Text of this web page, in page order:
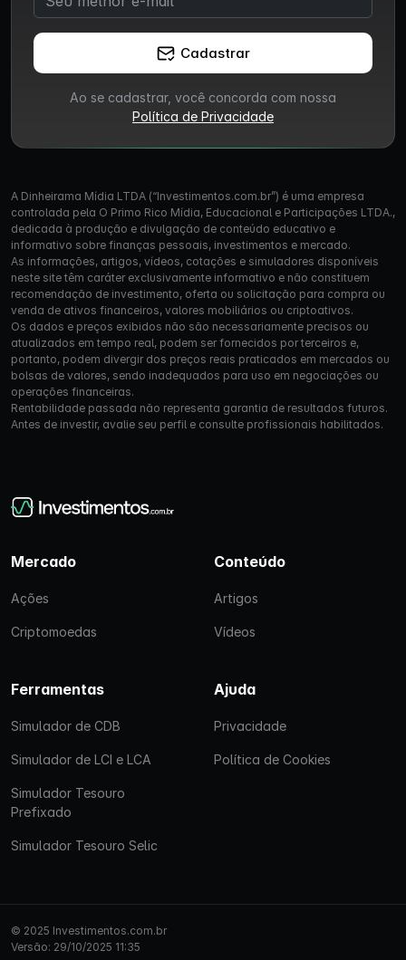
Cadastrar
Ao se cadastrar, você concorda com nossa
Política de Privacidade
A Dinheirama Mídia LTDA (“Investimentos.com.br”) é uma empresa
controlada pela O Primo Rico Mídia, Educacional e Participações LTDA.,
dedicada à produção e divulgação de conteúdo educativo e
informativo sobre finanças pessoais, investimentos e mercado.
As informações, artigos, vídeos, cotações e simuladores disponíveis
neste site têm caráter exclusivamente informativo e não constituem
recomendação de investimento, oferta ou solicitação para compra ou
venda de ativos financeiros, valores mobiliários ou criptoativos.
Os dados e preços exibidos não são necessariamente precisos ou
atualizados em tempo real, podem ser fornecidos por terceiros e,
portanto, podem divergir dos preços reais praticados em mercados ou
bolsas de valores, sendo inadequados para uso em negociações ou
operações financeiras.
Rentabilidade passada não representa garantia de resultados futuros.
Antes de investir, avalie seu perfil e consulte profissionais habilitados.
Mercado
Ações
Criptomoedas
Conteúdo
Artigos
Vídeos
Ferramentas
Simulador de CDB
Simulador de LCI e LCA
Simulador Tesouro
Prefixado
Simulador Tesouro Selic
Ajuda
Privacidade
Política de Cookies
© 2025 Investimentos.com.br
Versão: 29/10/2025 11:35